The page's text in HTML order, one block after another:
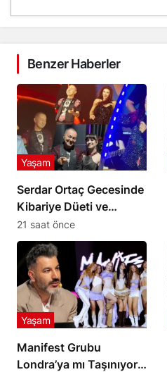
Benzer Haberler
Serdar Ortaç Gecesinde
Kibariye Düeti ve
Sürpriz Şarkı Rüzgarı
Yaşam
21 saat önce
Manifest Grubu
Londra’ya mı Taşınıyor?
Yaşam